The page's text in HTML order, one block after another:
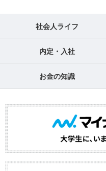
社会人ライフ
内定・入社
お金の知識